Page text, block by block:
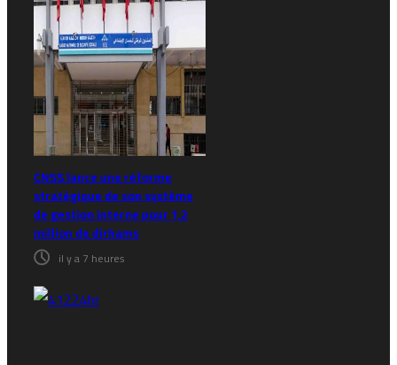
CNSS lance une réforme
stratégique de son système
de gestion interne pour 1,2
million de dirhams
il y a 7 heures